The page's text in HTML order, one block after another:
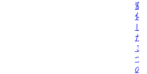
変
化
し
た
３
つ
の